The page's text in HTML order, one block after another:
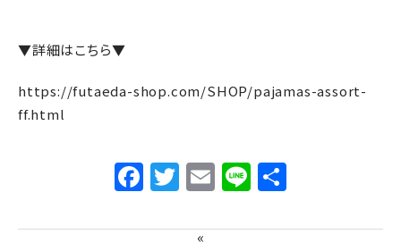
▼詳細はこちら▼
https://futaeda-shop.com/SHOP/pajamas-assort-
ff.html
Facebook
Twitter
Email
Line
«